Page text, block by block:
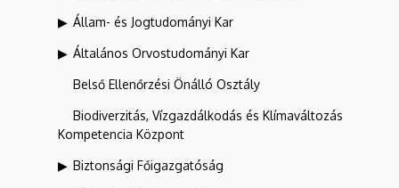
Állam- és Jogtudományi Kar
Általános Orvostudományi Kar
Belső Ellenőrzési Önálló Osztály
Biodiverzitás, Vízgazdálkodás és Klímaváltozás
Kompetencia Központ
Biztonsági Főigazgatóság